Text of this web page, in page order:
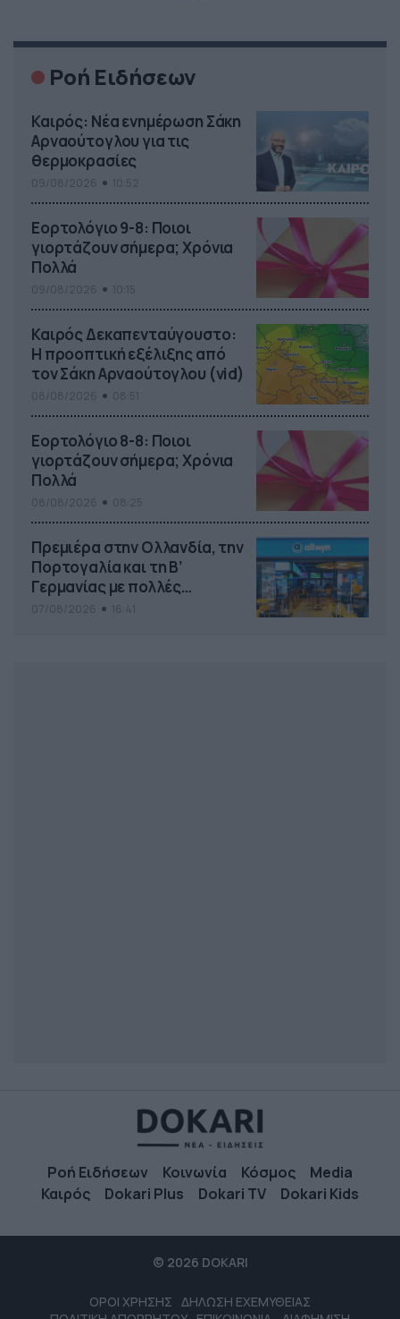
Ροή Ειδήσεων
Καιρός: Νέα ενημέρωση Σάκη
Αρναούτογλου για τις
θερμοκρασίες
Εορτολόγιο 9-8: Ποιοι
γιορτάζουν σήμερα; Χρόνια
Πολλά
Καιρός Δεκαπενταύγουστο:
Η προοπτική εξέλιξης από
τον Σάκη Αρναούτογλου (vid)
Εορτολόγιο 8-8: Ποιοι
γιορτάζουν σήμερα; Χρόνια
Πολλά
Πρεμιέρα στην Ολλανδία, την
Πορτογαλία και τη Β’
Γερμανίας με πολλές
στοιχηματικές επιλογές από
Ροή Ειδήσεων Κοινωνία Κόσμος
Media
Καιρός
Dokari Plus Dokari TV Dokari Kids
© 2026 DOKARI
ΟΡΟΙ ΧΡΗΣΗΣ ΔΗΛΩΣΗ ΕΧΕΜΥΘΕΙΑΣ